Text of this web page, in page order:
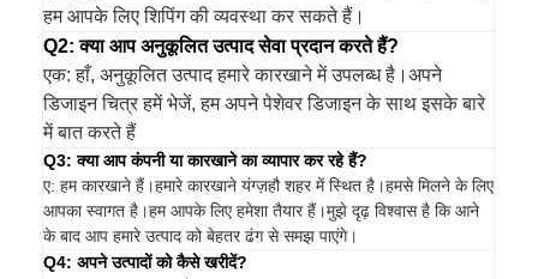
हम आपके लिए शिपिंग की व्यवस्था कर सकते हैं।
Q2: क्या आप अनुकूलित उत्पाद सेवा प्रदान करते हैं?
एक: हाँ, अनुकूलित उत्पाद हमारे कारखाने में उपलब्ध है।अपने
डिजाइन चित्र हमें भेजें, हम अपने पेशेवर डिजाइन के साथ इसके बारे
में बात करते हैं
Q3: क्या आप कंपनी या कारखाने का व्यापार कर रहे हैं?
ए: हम कारखाने हैं।हमारे कारखाने यंग्ज़हौ शहर में स्थित है।हमसे मिलने के लिए
आपका स्वागत है।हम आपके लिए हमेशा तैयार हैं।मुझे दृढ़ विश्वास है कि आने
के बाद आप हमारे उत्पाद को बेहतर ढंग से समझ पाएंगे।
Q4: अपने उत्पादों को कैसे खरीदें?